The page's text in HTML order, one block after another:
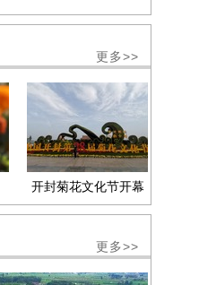
更多>>
开封菊花文化节开幕
更多>>